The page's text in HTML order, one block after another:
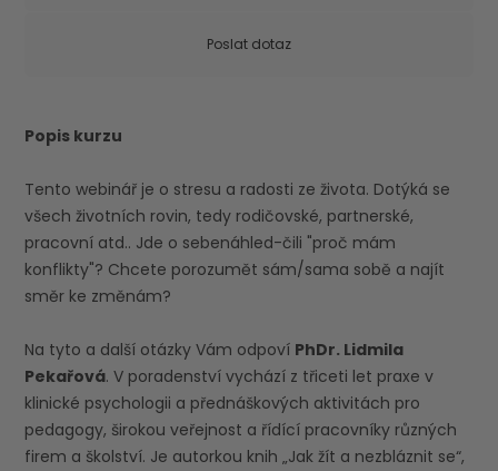
Poslat dotaz
Popis kurzu
Tento webinář je o stresu a radosti ze života. Dotýká se
všech životních rovin, tedy rodičovské, partnerské,
pracovní atd.. Jde o sebenáhled-čili "proč mám
konflikty"? Chcete porozumět sám/sama sobě a najít
směr ke změnám?
Na tyto a další otázky Vám odpoví PhDr. Lidmila
Pekařová. V poradenství vychází z třiceti let praxe v
klinické psychologii a přednáškových aktivitách pro
pedagogy, širokou veřejnost a řídící pracovníky různých
firem a školství. Je autorkou knih „Jak žít a nezbláznit se“,